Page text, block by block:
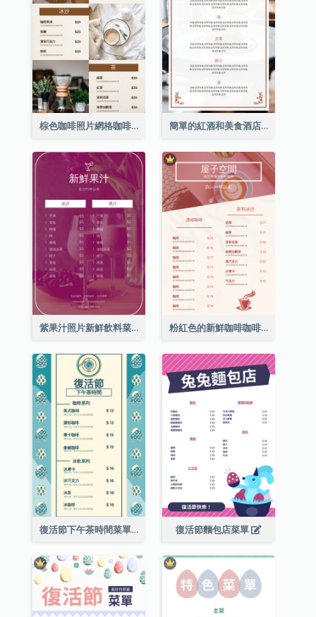
棕色咖啡照片網格咖啡店菜單 簡單的紅酒和美食酒店餐廳菜單
紫果汁照片新鮮飲料菜單 粉紅色的新鮮咖啡咖啡館照片簡單菜單
復活節下午茶時間菜單 復活節麵包店菜單